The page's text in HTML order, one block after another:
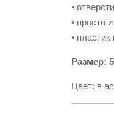
•
• просто
•
Размер:
Цвет: в